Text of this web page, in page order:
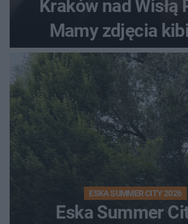
Kraków nad Wisłą
Mamy zdjęcia
ESKA SUMMER CITY 2026
Eska Summer